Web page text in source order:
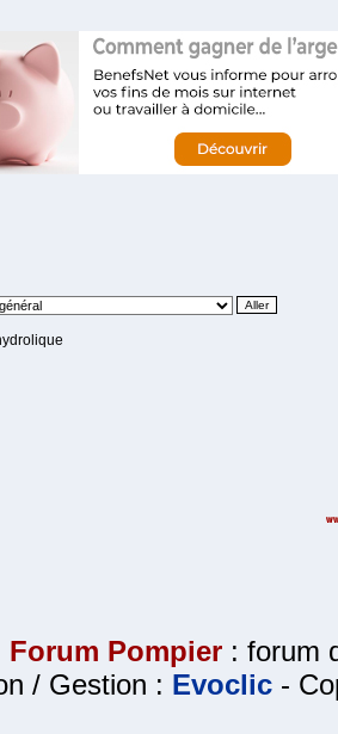
Forum Pompier : forum
/ Gestion : Evoclic -